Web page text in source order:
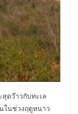
ดว๊าวกับทะเล
ในช่วงฤดูหนาว